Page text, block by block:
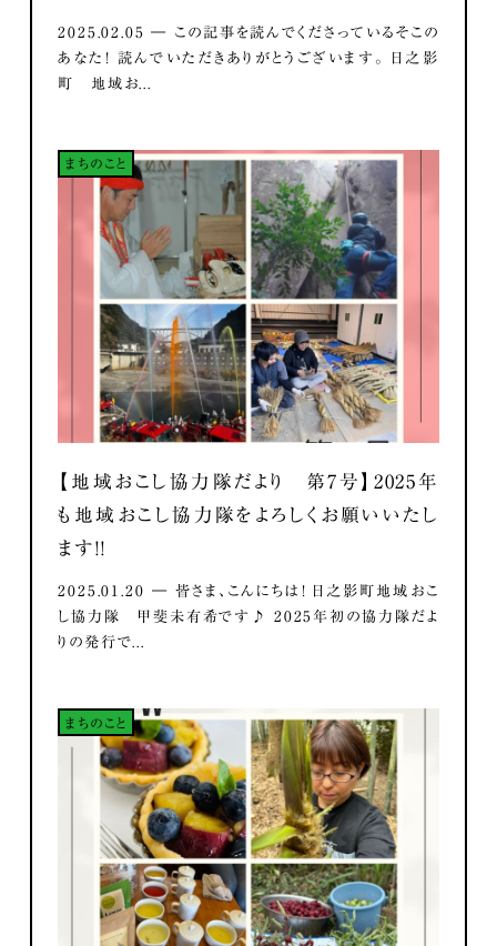
2025.02.05 ― この記事を読んでくださっているそこの
あなた！ 読んでいただきありがとうございます。 日之影
町 地域お...
まちのこと
【地域おこし協力隊だより 第7号】2025年
も地域おこし協力隊をよろしくお願いいたし
ます！！
2025.01.20 ― 皆さま、こんにちは！ 日之影町地域おこ
し協力隊 甲斐未有希です♪ 2025年初の協力隊だよ
りの発行で...
まちのこと